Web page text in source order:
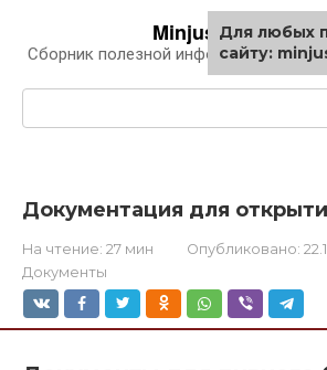
контенту
Minjust-irk.ru
Сборник полезной информации про
Документация для
На чтение: 27 мин Опубликовано:
Документы
Для любых
сайту: